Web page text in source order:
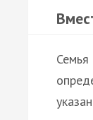
Семья